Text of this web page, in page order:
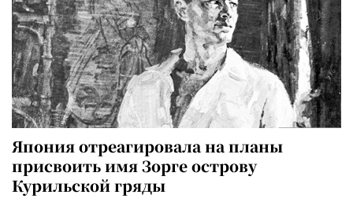
Япония отреагировала на планы
присвоить имя Зорге острову
Курильской гряды